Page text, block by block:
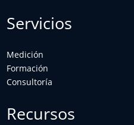
Servicios
Medición
Formación
Consultoría
Recursos